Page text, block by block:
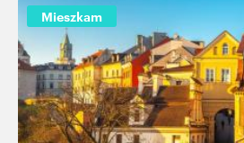
Mieszkam